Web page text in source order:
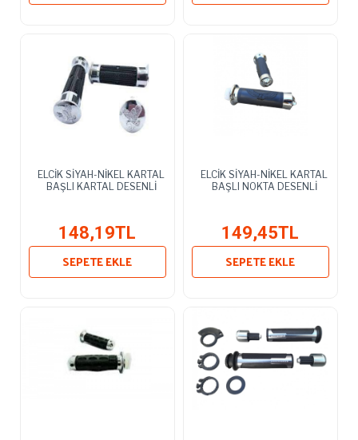
ELCİK SİYAH-NİKEL KARTAL
BAŞLI KARTAL DESENLİ
148,19TL
SEPETE EKLE
ELCİK SİYAH-NİKEL KARTAL
BAŞLI NOKTA DESENLİ
149,45TL
SEPETE EKLE